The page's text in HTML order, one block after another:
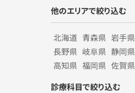
他のエリアで絞り込む
北海道 青森県 岩手県
長野県 岐阜県 静岡県
高知県 福岡県 佐賀県
診療科目で絞り込む